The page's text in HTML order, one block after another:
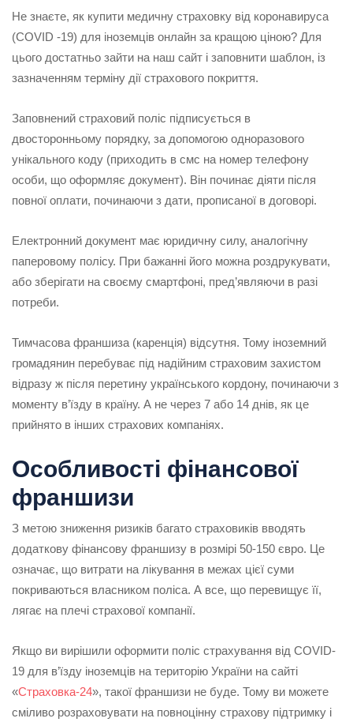
Не знаєте, як купити медичну страховку від коронавируса
(COVID -19) для іноземців онлайн за кращою ціною? Для
цього достатньо зайти на наш сайт і заповнити шаблон, із
зазначенням терміну дії страхового покриття.
Заповнений страховий поліс підписується в
двосторонньому порядку, за допомогою одноразового
унікального коду (приходить в смс на номер телефону
особи, що оформляє документ). Він починає діяти після
повної оплати, починаючи з дати, прописаної в договорі.
Електронний документ має юридичну силу, аналогічну
паперовому полісу. При бажанні його можна роздрукувати,
або зберігати на своєму смартфоні, пред’являючи в разі
потреби.
Тимчасова франшиза (каренція) відсутня. Тому іноземний
громадянин перебуває під надійним страховим захистом
відразу ж після перетину українського кордону, починаючи з
моменту в’їзду в країну. А не через 7 або 14 днів, як це
прийнято в інших страхових компаніях.
Особливості фінансової
франшизи
З метою зниження ризиків багато страховиків вводять
додаткову фінансову франшизу в розмірі 50-150 євро. Це
означає, що витрати на лікування в межах цієї суми
покриваються власником поліса. А все, що перевищує її,
лягає на плечі страхової компанії.
Якщо ви вирішили оформити поліс страхування від COVID-
19 для в’їзду іноземців на територію України на сайті
«Страховка-24», такої франшизи не буде. Тому ви можете
сміливо розраховувати на повноцінну страхову підтримку і